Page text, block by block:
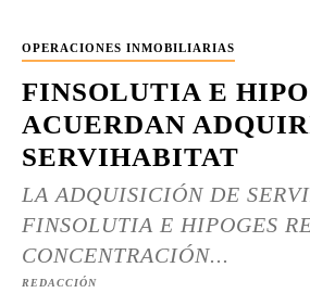
OPERACIONES INMOBILIARIAS
FINSOLUTIA E
ACUERDAN
SERVIHABITAT
LA ADQUISICIÓN DE
FINSOLUTIA E HIPOGES
CONCENTRACIÓN...
REDACCIÓN